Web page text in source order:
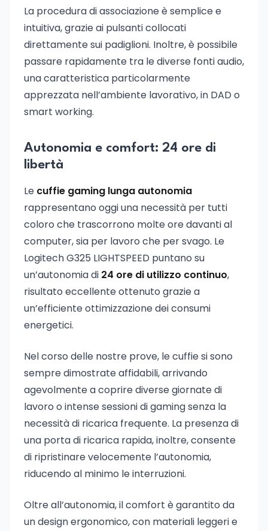
La procedura di associazione è semplice e
intuitiva, grazie ai pulsanti collocati
direttamente sui padiglioni. Inoltre, è possibile
passare rapidamente tra le diverse fonti audio,
una caratteristica particolarmente
apprezzata nell’ambiente lavorativo, in DAD o
smart working.
Autonomia e comfort: 24 ore di
libertà
Le cuffie gaming lunga autonomia
rappresentano oggi una necessità per tutti
coloro che trascorrono molte ore davanti al
computer, sia per lavoro che per svago. Le
Logitech G325 LIGHTSPEED puntano su
un’autonomia di 24 ore di utilizzo continuo,
risultato eccellente ottenuto grazie a
un’efficiente ottimizzazione dei consumi
energetici.
Nel corso delle nostre prove, le cuffie si sono
sempre dimostrate affidabili, arrivando
agevolmente a coprire diverse giornate di
lavoro o intense sessioni di gaming senza la
necessità di ricarica frequente. La presenza di
una porta di ricarica rapida, inoltre, consente
di ripristinare velocemente l’autonomia,
riducendo al minimo le interruzioni.
Oltre all’autonomia, il comfort è garantito da
un design ergonomico, con materiali leggeri e